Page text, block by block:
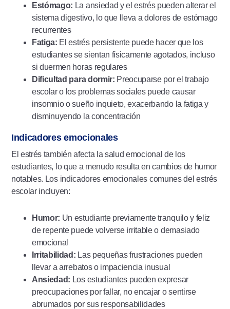
Estómago: La ansiedad y el estrés pueden alterar el
sistema digestivo, lo que lleva a dolores de estómago
recurrentes
Fatiga: El estrés persistente puede hacer que los
estudiantes se sientan físicamente agotados, incluso
si duermen horas regulares
Dificultad para dormir: Preocuparse por el trabajo
escolar o los problemas sociales puede causar
insomnio o sueño inquieto, exacerbando la fatiga y
disminuyendo la concentración
Indicadores emocionales
El estrés también afecta la salud emocional de los
estudiantes, lo que a menudo resulta en cambios de humor
notables. Los indicadores emocionales comunes del estrés
escolar incluyen:
Humor: Un estudiante previamente tranquilo y feliz
de repente puede volverse irritable o demasiado
emocional
Irritabilidad: Las pequeñas frustraciones pueden
llevar a arrebatos o impaciencia inusual
Ansiedad: Los estudiantes pueden expresar
preocupaciones por fallar, no encajar o sentirse
abrumados por sus responsabilidades